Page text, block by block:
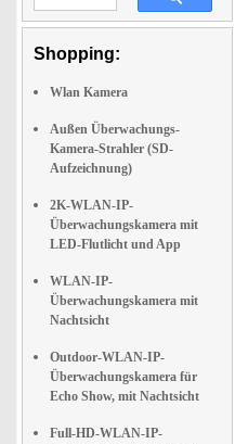
Shopping:
Wlan Kamera
Außen Überwachungs-
Kamera-Strahler (SD-
Aufzeichnung)
2K-WLAN-IP-
Überwachungskamera mit
LED-Flutlicht und App
WLAN-IP-
Überwachungskamera mit
Nachtsicht
Outdoor-WLAN-IP-
Überwachungskamera für
Echo Show, mit Nachtsicht
Full-HD-WLAN-IP-